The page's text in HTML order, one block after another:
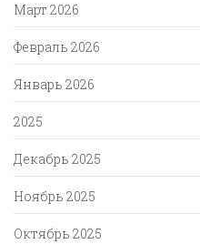
Март 2026
Февраль 2026
Январь 2026
2025
Декабрь 2025
Ноябрь 2025
Октябрь 2025